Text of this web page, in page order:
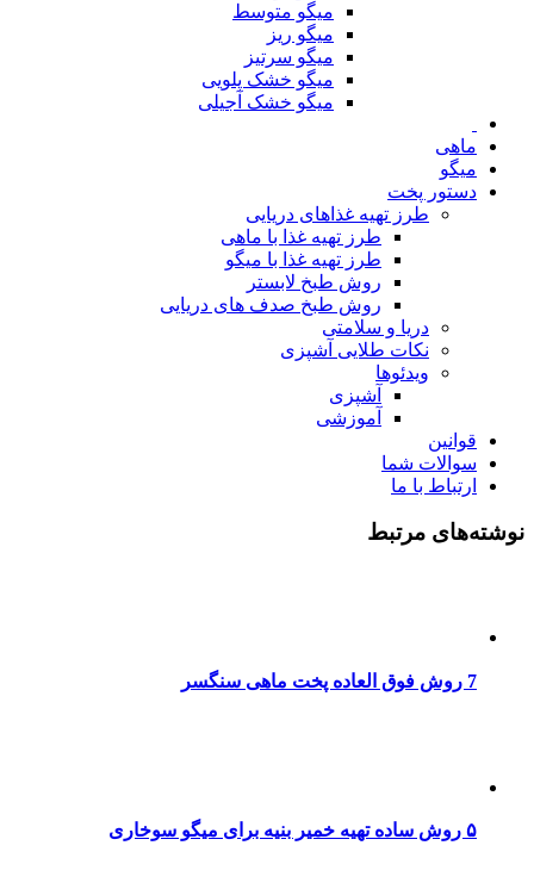
میگو متوسط
میگو ریز
میگو سرتیز
میگو خشک پلویی
میگو خشک آجیلی
ماهی
میگو
دستور پخت
طرز تهیه غذاهای دریایی
طرز تهیه غذا با ماهی
طرز تهیه غذا با میگو
روش طبخ لابستر
روش طبخ صدف های دریایی
دریا و سلامتی
نکات طلایی آشپزی
ویدئوها
آشپزی
آموزشی
قوانین
سوالات شما
ارتباط با ما
نوشته‌های مرتبط
7 روش فوق العاده پخت ماهی سنگسر
۵ روش ساده تهیه خمیر بنیه برای میگو سوخاری